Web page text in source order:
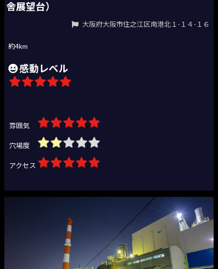
舎展望台）
大阪府大阪市住之江区南港北１-１４-１６
約4km
感動レベル
雰囲気
穴場度
アクセス